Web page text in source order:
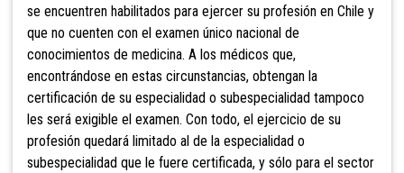
se encuentren habilitados para ejercer su profesión en Chile y
que no cuenten con el examen único nacional de
conocimientos de medicina. A los médicos que,
encontrándose en estas circunstancias, obtengan la
certificación de su especialidad o subespecialidad tampoco
les será exigible el examen. Con todo, el ejercicio de su
profesión quedará limitado al de la especialidad o
subespecialidad que le fuere certificada, y sólo para el sector